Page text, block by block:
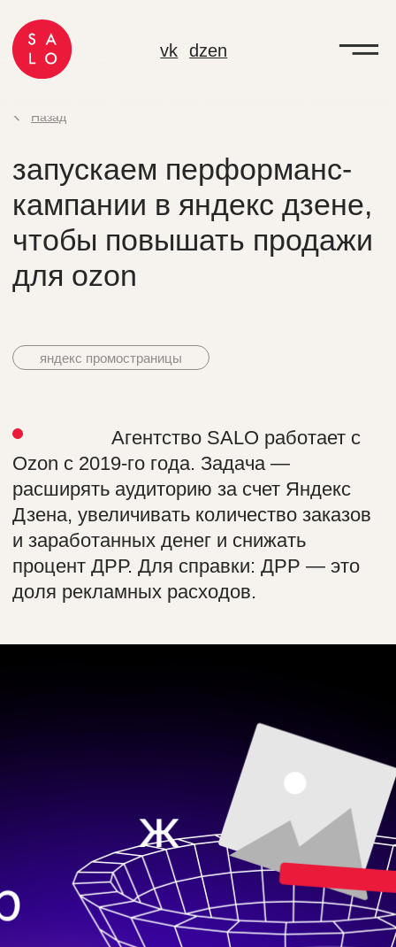
запускаем перформанс-
чтобы повышать продажи
для ozon
расширять аудиторию за счет Яндекс
Дзена, увеличивать количество заказов